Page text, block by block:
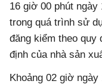
16 giờ 00 phút ngày
trong quá trình sử
đăng kiểm theo quy
định của nhà sản
Khoảng 02 giờ